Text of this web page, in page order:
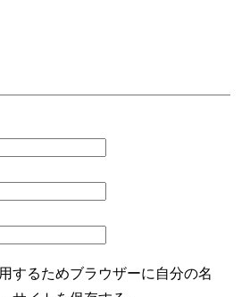
するためブラウザーに自分の名